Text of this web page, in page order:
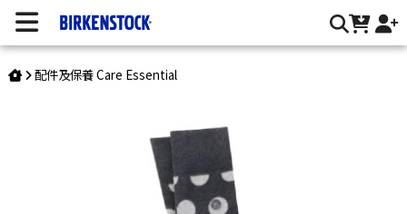
Birkenstock /男襪/淺灰色 | 台灣勃肯官方網站
配件及保養 Care Essential